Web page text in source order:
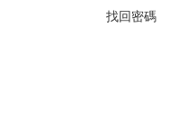
找回密碼